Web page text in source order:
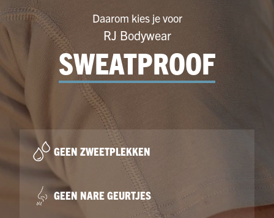
Daarom kies je voor
RJ Bodywear
SWEATPROOF
GEEN ZWEETPLEKKEN
GEEN NARE GEURTJES